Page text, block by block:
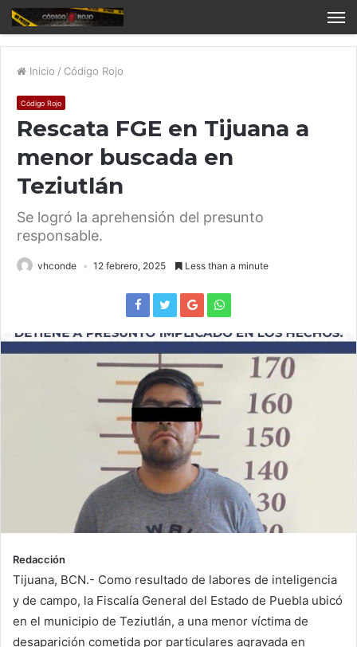
Inicio / Código Rojo
Código Rojo
Rescata FGE en Tijuana a
menor buscada en
Teziutlán
Se logró la aprehensión del presunto
responsable.
vhconde 12 febrero, 2025 Less than a minute
Redacción
Tijuana, BCN.- Como resultado de labores de inteligencia
y de campo, la Fiscalía General del Estado de Puebla ubicó
en el municipio de Teziutlán, a una menor víctima de
desaparición cometida por particulares agravada en